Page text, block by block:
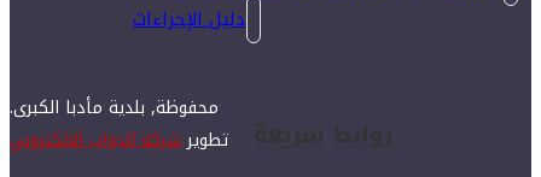
دليل الإجراءات
روابط سريعة
محفوظة, بلدية مأدبا الكبرى.
تطويرشركة الجواب الالكتروني